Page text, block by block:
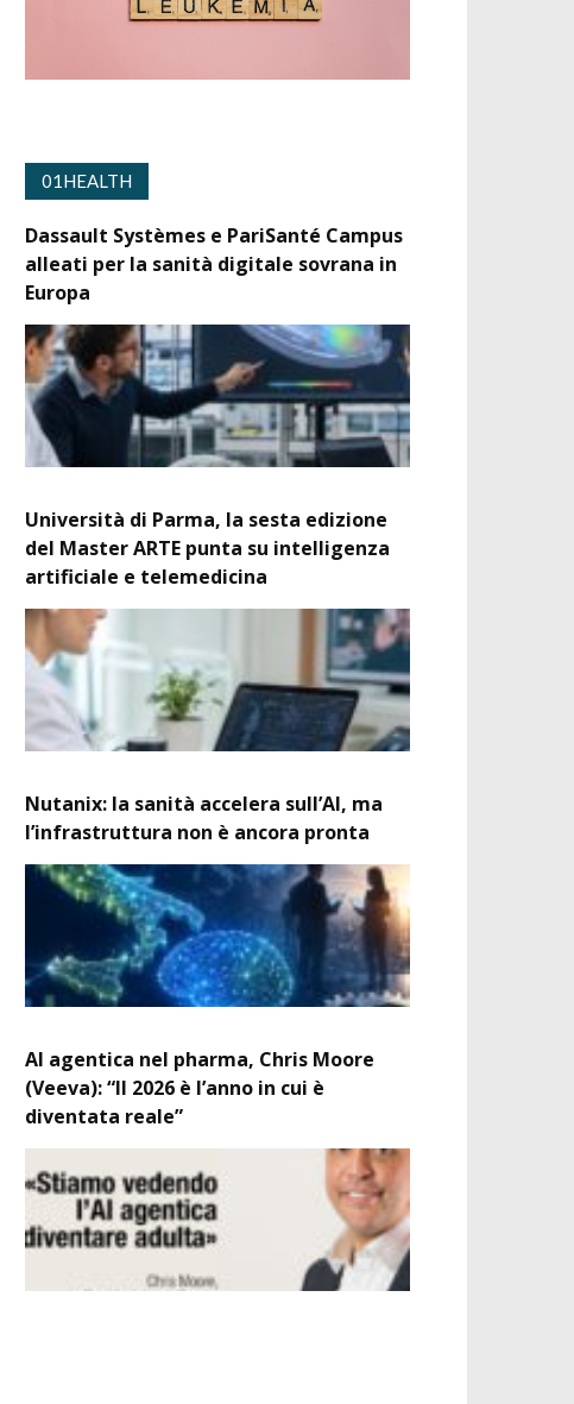
01HEALTH
Dassault Systèmes e PariSanté Campus
alleati per la sanità digitale sovrana in
Europa
Università di Parma, la sesta edizione
del Master ARTE punta su intelligenza
artificiale e telemedicina
Nutanix: la sanità accelera sull’AI, ma
l’infrastruttura non è ancora pronta
AI agentica nel pharma, Chris Moore
(Veeva): “Il 2026 è l’anno in cui è
diventata reale”